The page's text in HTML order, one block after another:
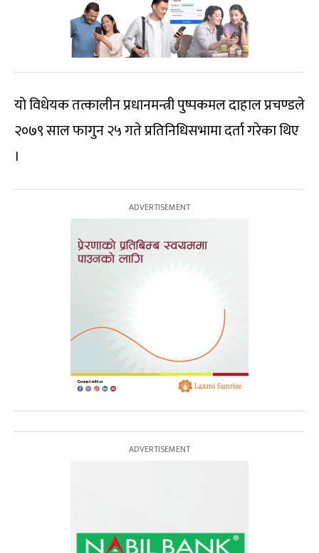
यो विधेयक तत्कालीन प्रधानमन्त्री पुष्पकमल दाहाल प्रचण्डले
२०७९ साल फागुन २५ गते प्रतिनिधिसभामा दर्ता गरेका थिए
।